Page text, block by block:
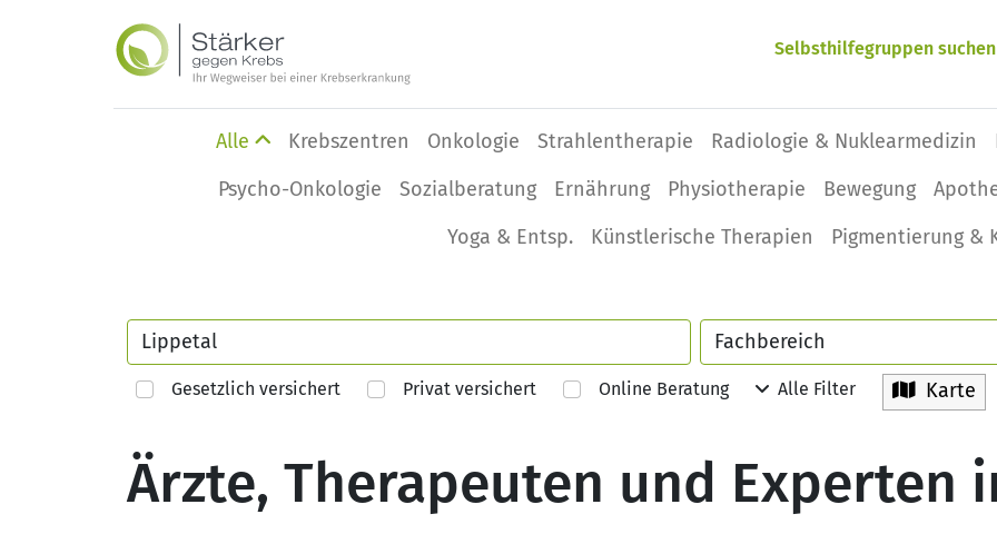
Selbsthilfegruppen suchen
Alle Krebszentren Onkologie Strahlentherapie Radiologie & Nuklearmedizin
Psycho-Onkologie
Sozialberatung Ernährung Physio­therapie Bewegung
Yoga & Entsp.
Künstlerische Therapien Pigmentierung &
Gesetzlich versichert Privat versichert Online Beratung Alle Filter Karte
Ärzte, Therapeuten und Experten